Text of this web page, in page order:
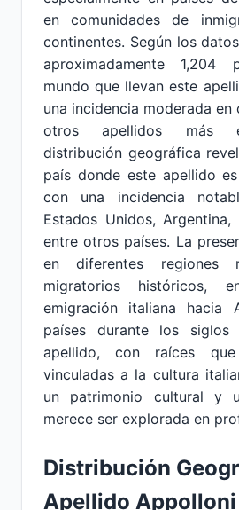
en comunidades de
continentes. Según los
aproximadamente 1,204
mundo que llevan este
una incidencia moderada
otros apellidos más
distribución geográfica
país donde este apellido
con una incidencia
Estados Unidos,
entre otros países. La
en diferentes regiones
migratorios históricos,
emigración italiana hacia
países durante los
apellido, con raíces
vinculadas a la cultura
un patrimonio cultural y
merece ser explorada en
Distribución
Apellido Appolloni